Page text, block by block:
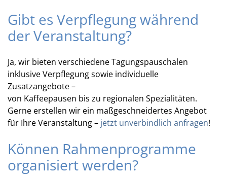
Gibt es Verpflegung während
der Veranstaltung?
Ja, wir bieten verschiedene Tagungspauschalen
inklusive Verpflegung sowie individuelle
Zusatzangebote –
von Kaffeepausen bis zu regionalen Spezialitäten.
Gerne erstellen wir ein maßgeschneidertes Angebot
für Ihre Veranstaltung – jetzt unverbindlich anfragen!
Können Rahmenprogramme
organisiert werden?